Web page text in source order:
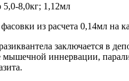
8,0кг; 1,12мл
из расчета 0,14мл на
заключается в
мышечной иннервации,